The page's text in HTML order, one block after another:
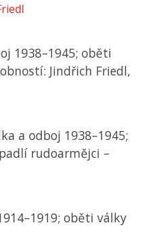
1938–1945; oběti
Jindřich Friedl,
a odboj 1938–1945;
rudoarmějci –
oběti války